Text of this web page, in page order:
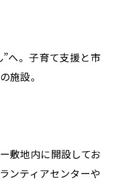
へ。子育て支援と市
施設。
敷地内に開設してお
ンティアセンターや